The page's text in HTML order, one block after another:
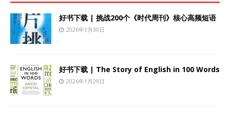
好书下载 | 挑战200个《时代周刊》核心高频短语
2026年1月30日
好书下载 | The Story of English in 100 Words
2026年1月29日